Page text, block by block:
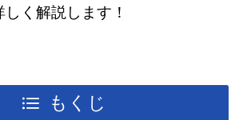
く解説します！
もくじ